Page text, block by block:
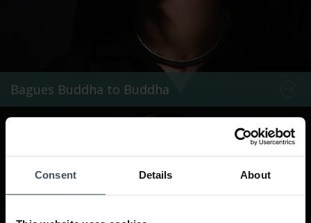
Consent Details About
Bagues Buddha to Buddha